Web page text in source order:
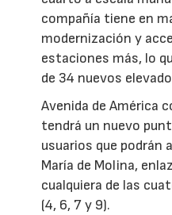
compañía tiene en
modernización y
estaciones más, lo
de 34 nuevos
Avenida de América
tendrá un nuevo
usuarios que podrán
María de Molina,
cualquiera de las
(4, 6, 7 y 9).